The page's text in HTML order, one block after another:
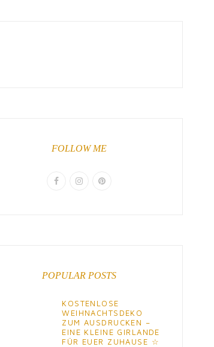
FOLLOW ME
POPULAR POSTS
KOSTENLOSE
WEIHNACHTSDEKO
ZUM AUSDRUCKEN –
EINE KLEINE GIRLANDE
FÜR EUER ZUHAUSE ☆